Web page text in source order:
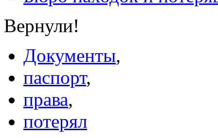
Вернули!
Документы,
паспорт,
права,
потерял